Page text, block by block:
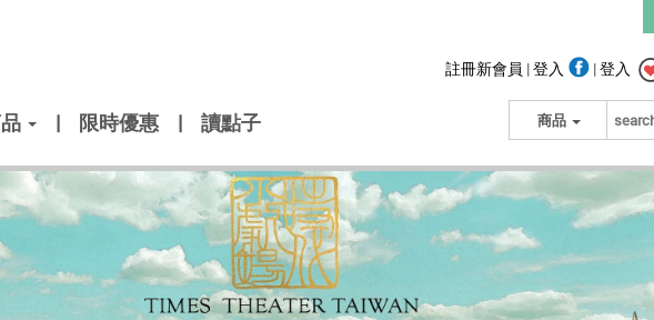
註冊新會員 |登入 |登入
商品
| 限時優惠 | 讀點子